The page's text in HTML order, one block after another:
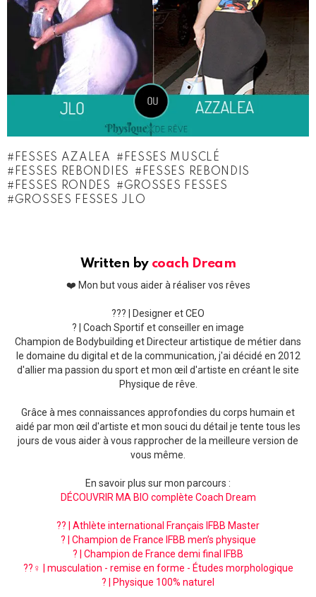
FESSES AZALEA
FESSES MUSCLÉ
FESSES REBONDIES
FESSES REBONDIS
FESSES RONDES
GROSSES FESSES
GROSSES FESSES JLO
Written by coach Dream
❤️ Mon but vous aider à réaliser vos rêves
??‍? | Designer et CEO
? | Coach Sportif et conseiller en image
Champion de Bodybuilding et Directeur artistique de métier dans
le domaine du digital et de la communication, j'ai décidé en 2012
d'allier ma passion du sport et mon œil d'artiste en créant le site
Physique de rêve.
Grâce à mes connaissances approfondies du corps humain et
aidé par mon œil d'artiste et mon souci du détail je tente tous les
jours de vous aider à vous rapprocher de la meilleure version de
vous même.
En savoir plus sur mon parcours :
DÉCOUVRIR MA BIO complète Coach Dream
?? | Athlète international Français IFBB Master
? | Champion de France IFBB men’s physique
? | Champion de France demi final IFBB
??‍♀️ | musculation - remise en forme - Études morphologique
? | Physique 100% naturel